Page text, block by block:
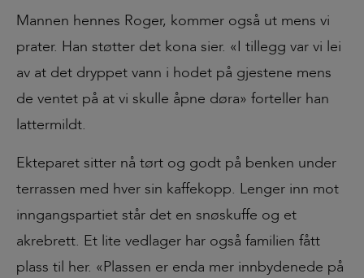
Mannen hennes Roger, kommer også ut mens vi
prater. Han støtter det kona sier. «I tillegg var vi lei
av at det dryppet vann i hodet på gjestene mens
de ventet på at vi skulle åpne døra» forteller han
lattermildt.
Ekteparet sitter nå tørt og godt på benken under
terrassen med hver sin kaffekopp. Lenger inn mot
inngangspartiet står det en snøskuffe og et
akrebrett. Et lite vedlager har også familien fått
plass til her. «Plassen er enda mer innbydenede på